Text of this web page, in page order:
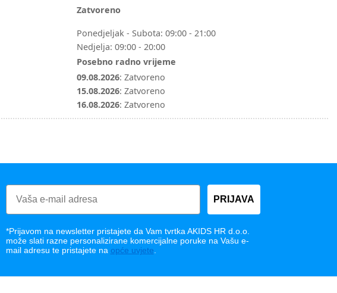
Zatvoreno
Ponedjeljak - Subota:09:00 - 21:00
Nedjelja:09:00 - 20:00
Posebno radno vrijeme
09.08.2026:Zatvoreno
15.08.2026:Zatvoreno
16.08.2026:Zatvoreno
PRIJAVA
*Prijavom na newsletter pristajete da Vam tvrtka AKIDS HR d.o.o.
može slati razne personalizirane komercijalne poruke na Vašu e-
mail adresu te pristajete na opće uvjete